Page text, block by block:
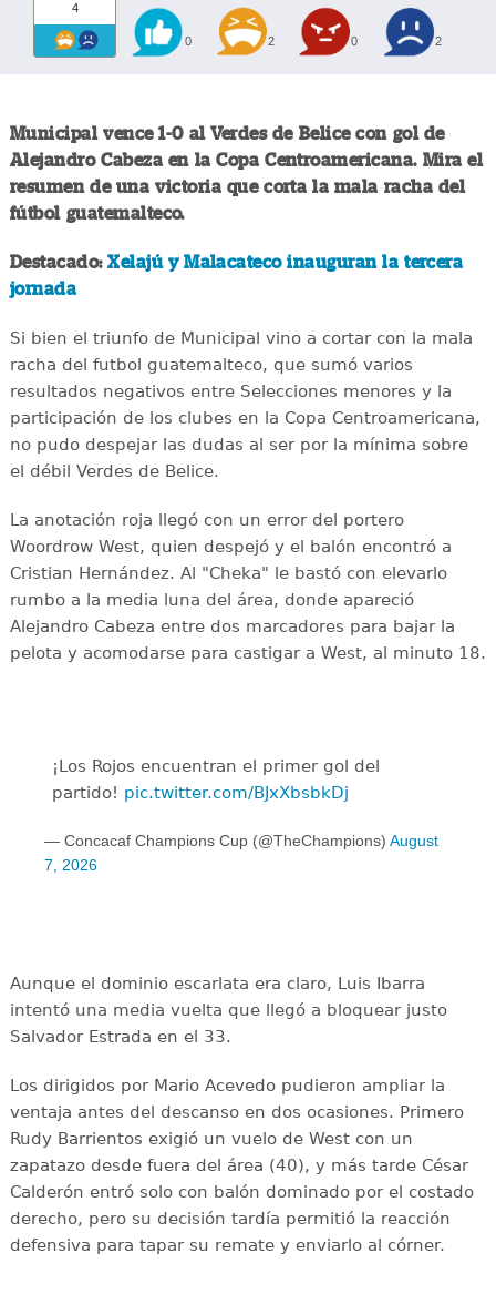
4
0 2 0 2
Municipal vence 1-0 al Verdes de Belice con gol de
Alejandro Cabeza en la Copa Centroamericana. Mira el
resumen de una victoria que corta la mala racha del
fútbol guatemalteco.
Destacado:Xelajú y Malacateco inauguran la tercera
jornada
Si bien el triunfo de Municipal vino a cortar con la mala
racha del futbol guatemalteco, que sumó varios
resultados negativos entre Selecciones menores y la
participación de los clubes en la Copa Centroamericana,
no pudo despejar las dudas al ser por la mínima sobre
el débil Verdes de Belice.
La anotación roja llegó con un error del portero
Woordrow West, quien despejó y el balón encontró a
Cristian Hernández. Al "Cheka" le bastó con elevarlo
rumbo a la media luna del área, donde apareció
Alejandro Cabeza entre dos marcadores para bajar la
pelota y acomodarse para castigar a West, al minuto 18.
¡Los Rojos encuentran el primer gol del
partido! pic.twitter.com/BJxXbsbkDj
— Concacaf Champions Cup (@TheChampions) August
7, 2026
Aunque el dominio escarlata era claro, Luis Ibarra
intentó una media vuelta que llegó a bloquear justo
Salvador Estrada en el 33.
Los dirigidos por Mario Acevedo pudieron ampliar la
ventaja antes del descanso en dos ocasiones. Primero
Rudy Barrientos exigió un vuelo de West con un
zapatazo desde fuera del área (40), y más tarde César
Calderón entró solo con balón dominado por el costado
derecho, pero su decisión tardía permitió la reacción
defensiva para tapar su remate y enviarlo al córner.